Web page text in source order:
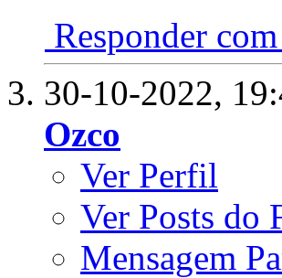
Responder
30-10-2022,
Ozco
Ver Perfil
Ver Posts do
Mensagem